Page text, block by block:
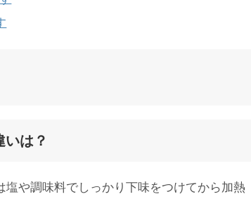
は？
や調味料でしっかり下味をつけてから加熱